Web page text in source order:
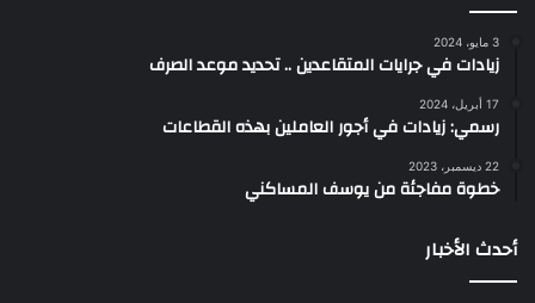
3 مايو، 2024
زيادات في جرايات المتقاعدين .. تحديد موعد الصرف
17 أبريل، 2024
رسمي: زيادات في أجور العاملين بهذه القطاعات
22 ديسمبر، 2023
خطوة مفاجئة من يوسف المساكني
أحدث الأخبار